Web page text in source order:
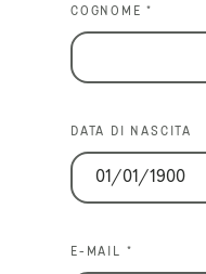
COGNOME *
DATA DI NASCITA
E-MAIL *